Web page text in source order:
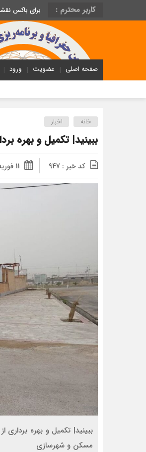
کاربر محترم : برای باکس
صفحه اصلی عضویت ورود
خانه اخبار
ببینید| تکمیل و بهره
کد خبر : 947 11 فوریه 2025 - 10:22
مسکن و شهرسازی